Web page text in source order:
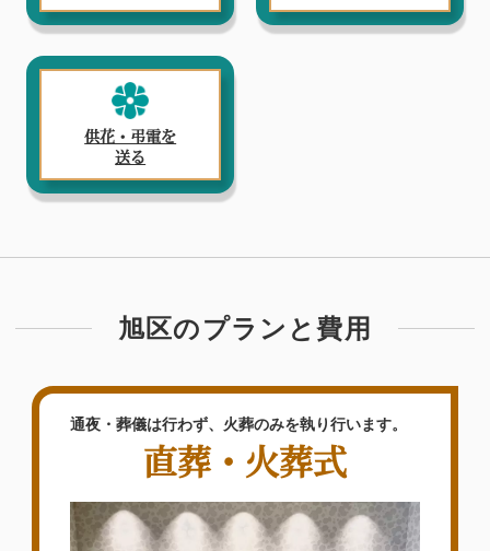
供花・弔電を
送る
旭区のプランと費用
通夜・葬儀は行わず、火葬のみを執り行います。
直葬・火葬式